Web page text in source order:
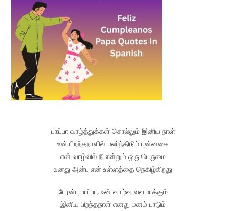
பாப்பா வாழ்த்துக்கள் சொல்லும் இனிய நாள்
உன் பிறந்தநாளில் மலர்ந்திடும் புன்னகை
என் வாழ்வில் நீ என்றும் ஒரு பெருமை
உனது அன்பு என் உள்ளத்தை நெகிழ்கிறது
பேரன்பு பாப்பா, உன் வாழ்வு வளமாக்கும்
இனிய பிறந்தநாள் எனது மனம் பாடும்